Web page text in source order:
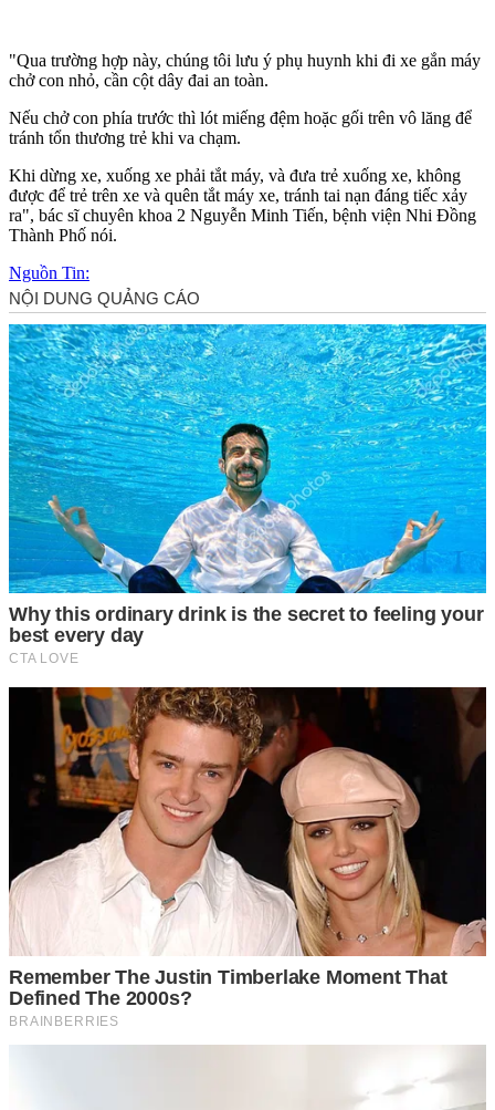
"Qua trường hợp này, chúng tôi lưu ý phụ huynh khi đi xe gắn máy
chở con nhỏ, cần cột dây đai an toàn.
Nếu chở con phía trước thì lót miếng đệm hoặc gối trên vô lăng để
tránh tổn thương trẻ khi va chạm.
Khi dừng xe, xuống xe phải tắt máy, và đưa trẻ xuống xe, không
được để trẻ trên xe và quên tắt máy xe, tránh tai nạn đáng tiếc xảy
ra", bác sĩ chuyên khoa 2 Nguyễn Minh Tiến, bệnh viện Nhi Đồng
Thành Phố nói.
Nguồn Tin: